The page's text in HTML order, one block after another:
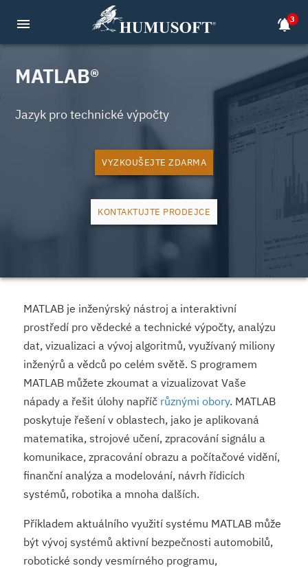
menu notifications_active3
MATLAB®
Jazyk pro technické výpočty
VYZKOUŠEJTE ZDARMA
KONTAKTUJTE PRODEJCE
MATLAB je inženýrský nástroj a interaktivní
prostředí pro vědecké a technické výpočty, analýzu
dat, vizualizaci a vývoj algoritmů, využívaný miliony
inženýrů a vědců po celém světě. S programem
MATLAB můžete zkoumat a vizualizovat Vaše
nápady a řešit úlohy napříč různými obory. MATLAB
poskytuje řešení v oblastech, jako je aplikovaná
matematika, strojové učení, zpracování signálu a
komunikace, zpracování obrazu a počítačové vidění,
finanční analýza a modelování, návrh řídicích
systémů, robotika a mnoha dalších.
Příkladem aktuálního využití systému MATLAB může
být vývoj systémů aktivní bezpečnosti automobilů,
robotické sondy vesmírného programu,